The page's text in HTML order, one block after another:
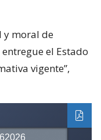
y moral de
el Estado
vigente”,